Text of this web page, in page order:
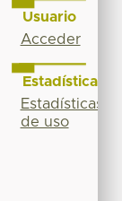
Usuario
Acceder
Estadísticas
Estadísticas
de uso